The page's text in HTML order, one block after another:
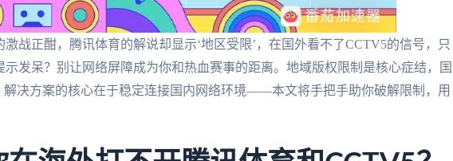
激战正酣，腾讯体育的解说却显示‘地区受限’，在国外看不了CCTV5的信号，只
示发呆？别让网络屏障成为你和热血赛事的距离。地域版权限制是核心症结，国
解决方案的核心在于稳定连接国内网络环境——本文将手把手助你破解限制，用